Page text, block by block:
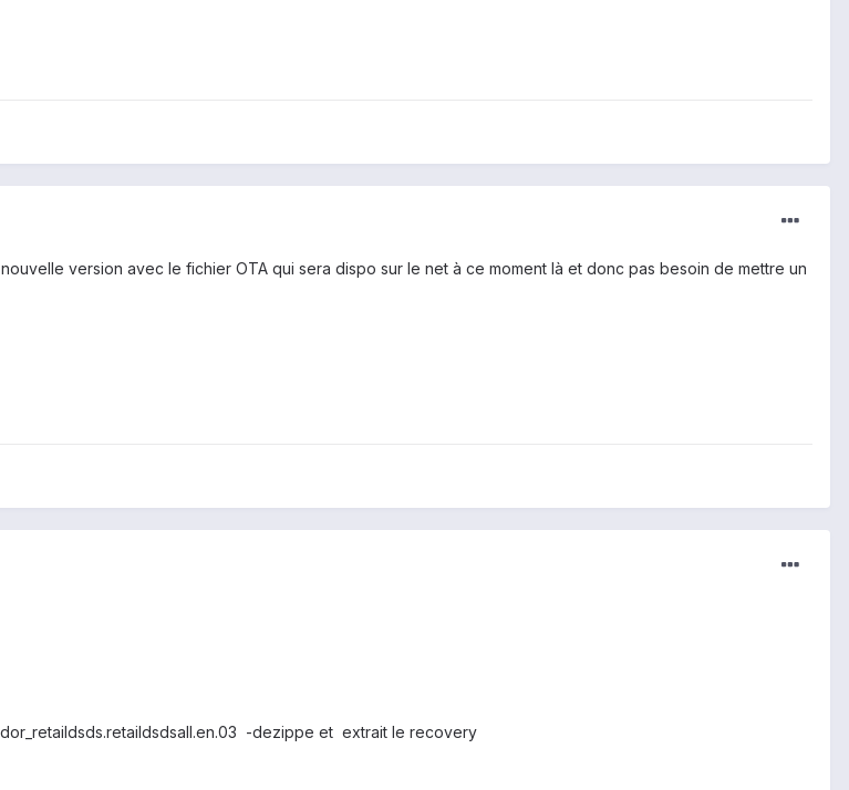
version avec le fichier OTA qui sera dispo sur le net à ce moment là et donc pas besoin de mettre un
-dezippe et extrait le recovery